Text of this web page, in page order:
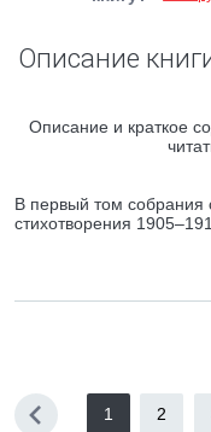
Описание
Описание и краткое
В первый том собрания
стихотворения
1 2